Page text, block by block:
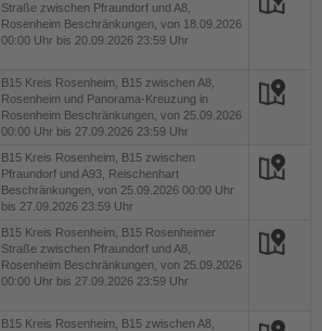
Straße zwischen Pfraundorf und A8,
Rosenheim Beschränkungen, von 18.09.2026
00:00 Uhr bis 20.09.2026 23:59 Uhr
B15 Kreis Rosenheim, B15 zwischen A8,
Rosenheim und Panorama-Kreuzung in
Rosenheim Beschränkungen, von 25.09.2026
00:00 Uhr bis 27.09.2026 23:59 Uhr
B15 Kreis Rosenheim, B15 zwischen
Pfraundorf und A93, Reischenhart
Beschränkungen, von 25.09.2026 00:00 Uhr
bis 27.09.2026 23:59 Uhr
B15 Kreis Rosenheim, B15 Rosenheimer
Straße zwischen Pfraundorf und A8,
Rosenheim Beschränkungen, von 25.09.2026
00:00 Uhr bis 27.09.2026 23:59 Uhr
B15 Kreis Rosenheim, B15 zwischen A8,